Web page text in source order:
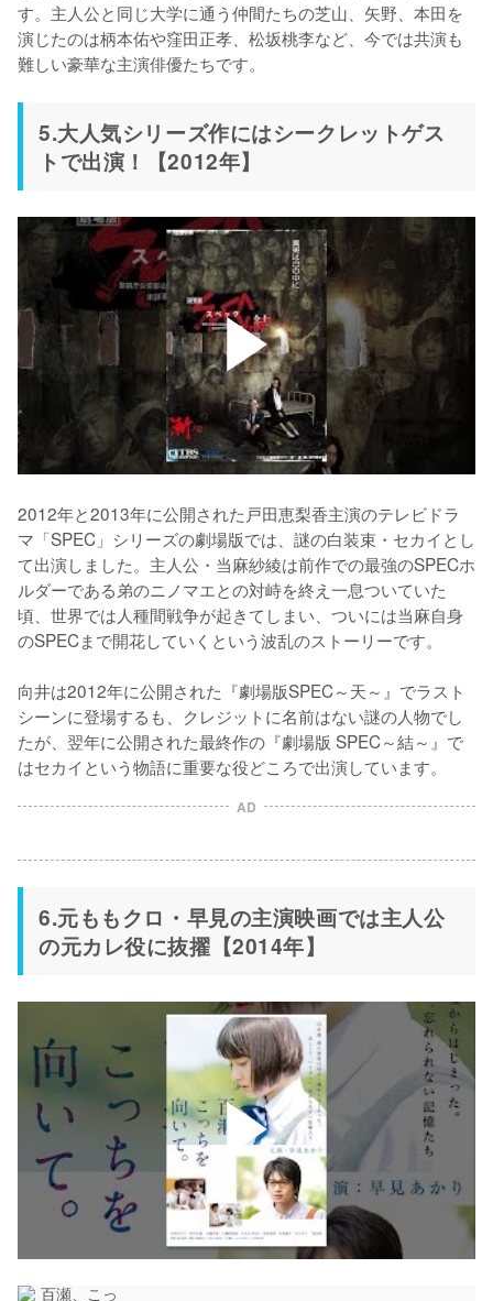
す。主人公と同じ大学に通う仲間たちの芝山、矢野、本田を
演じたのは柄本佑や窪田正孝、松坂桃李など、今では共演も
難しい豪華な主演俳優たちです。
5.大人気シリーズ作にはシークレットゲス
トで出演！【2012年】
2012年と2013年に公開された戸田恵梨香主演のテレビドラ
マ「SPEC」シリーズの劇場版では、謎の白装束・セカイとし
て出演しました。主人公・当麻紗綾は前作での最強のSPECホ
ルダーである弟のニノマエとの対峙を終え一息ついていた
頃、世界では人種間戦争が起きてしまい、ついには当麻自身
のSPECまで開花していくという波乱のストーリーです。
向井は2012年に公開された『劇場版SPEC～天～』でラスト
シーンに登場するも、クレジットに名前はない謎の人物でし
たが、翌年に公開された最終作の『劇場版 SPEC～結～』で
はセカイという物語に重要な役どころで出演しています。
AD
6.元ももクロ・早見の主演映画では主人公
の元カレ役に抜擢【2014年】